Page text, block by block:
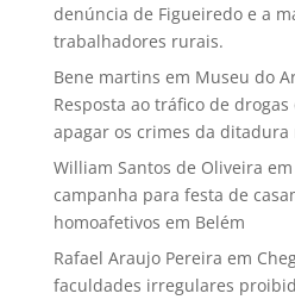
denúncia de Figueiredo e a
trabalhadores rurais.
Bene martins em Museu do
Resposta ao tráfico de
apagar os crimes da ditadura
William Santos de Oliveira em
campanha para festa de
homoafetivos em Belém
Rafael Araujo Pereira em
faculdades irregulares